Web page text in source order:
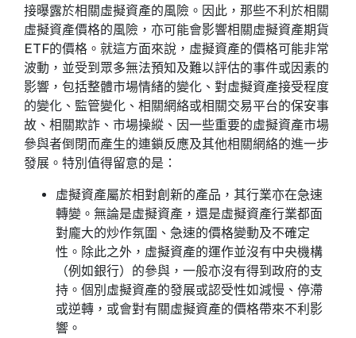
接曝露於相關虛擬資產的風險。因此，那些不利於相關
虛擬資產價格的風險，亦可能會影響相關虛擬資產期貨
ETF的價格。就這方面來說，虛擬資產的價格可能非常
波動，並受到眾多無法預知及難以評估的事件或因素的
影響，包括整體市場情緒的變化、對虛擬資產接受程度
的變化、監管變化、相關網絡或相關交易平台的保安事
故、相關欺詐、市場操縱、因一些重要的虛擬資產市場
參與者倒閉而產生的連鎖反應及其他相關網絡的進一步
發展。特別值得留意的是：
虛擬資產屬於相對創新的產品，其行業亦在急速
轉變。無論是虛擬資產，還是虛擬資產行業都面
對龐大的炒作氛圍、急速的價格變動及不確定
性。除此之外，虛擬資產的運作並沒有中央機構
（例如銀行）的參與，一般亦沒有得到政府的支
持。個別虛擬資產的發展或認受性如減慢、停滯
或逆轉，或會對有關虛擬資產的價格帶來不利影
響。